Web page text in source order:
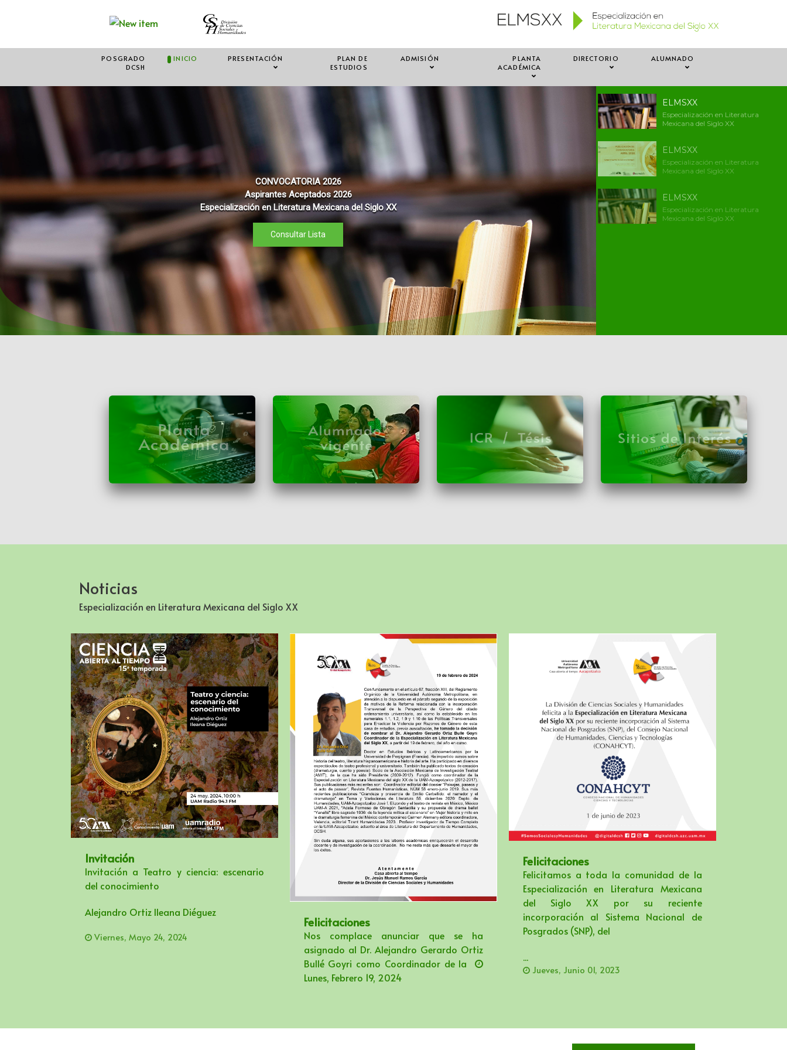
POSGRADO
DCSH
INICIO PRESENTACIÓN
PLAN DE
ESTUDIOS
ADMISIÓN
PLANTA
ACADÉMICA
DIRECTORIO ALUMNADO
CONVOCATORIA 2026
Aspirantes Aceptados 2026
Especialización en Literatura Mexicana del Siglo XX
Consultar Lista
ELMSXX
Especialización en Literatura
Mexicana del Siglo XX
ELMSXX
Especialización en Literatura
Mexicana del Siglo XX
ELMSXX
Especialización en Literatura
Mexicana del Siglo XX
Noticias
Especialización en Literatura Mexicana del Siglo XX
Invitación
Invitación a Teatro y ciencia: escenario
del conocimiento
Alejandro Ortiz lleana Diéguez
Viernes, Mayo 24, 2024
Felicitaciones
Nos complace anunciar que se ha
asignado al Dr. Alejandro Gerardo Ortiz
Bullé Goyri como Coordinador de la
Lunes, Febrero 19, 2024
Felicitaciones
Felicitamos a toda la comunidad de la
Especialización en Literatura Mexicana
del Siglo XX por su reciente
incorporación al Sistema Nacional de
Posgrados (SNP), del
...
Jueves, Junio 01, 2023